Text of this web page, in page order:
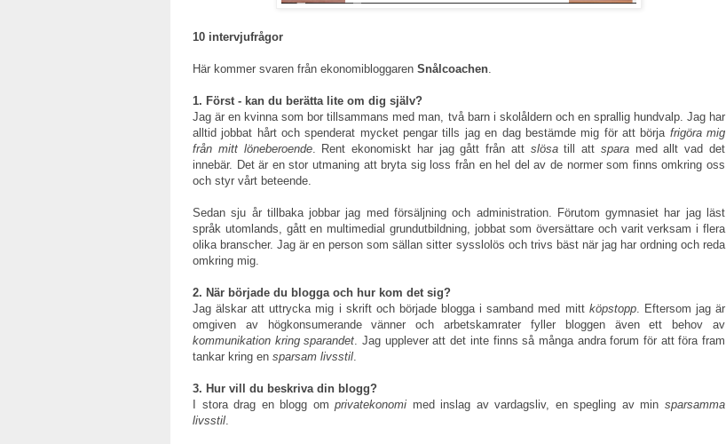
10 intervjufrågor
Här kommer svaren från ekonomibloggaren Snålcoachen.
1. Först - kan du berätta lite om dig själv?
Jag är en kvinna som bor tillsammans med man, två barn i skolåldern och en sprallig hundvalp. Jag har
alltid jobbat hårt och spenderat mycket pengar tills jag en dag bestämde mig för att börja frigöra mig
från mitt löneberoende. Rent ekonomiskt har jag gått från att slösatill att sparamed allt vad det
innebär. Det är en stor utmaning att bryta sig loss från en hel del av de normer som finns omkring oss
och styr vårt beteende.
Sedan sju år tillbaka jobbar jag med försäljning och administration. Förutom gymnasiet har jag läst
språk utomlands, gått en multimedial grundutbildning, jobbat som översättare och varit verksam i flera
olika branscher. Jag är en person som sällan sitter sysslolös och trivs bäst när jag har ordning och reda
omkring mig.
2. När började du blogga och hur kom det sig?
Jag älskar att uttrycka mig i skrift och började blogga i samband med mitt köpstopp. Eftersom jag är
omgiven av högkonsumerande vänner och arbetskamrater fyller bloggen även ett behov av
kommunikation kring sparandet. Jag upplever att det inte finns så många andra forum för att föra fram
tankar kring en sparsam livsstil.
3. Hur vill du beskriva din blogg?
I stora drag en blogg omprivatekonomi med inslag av vardagsliv, en spegling av minsparsamma
livsstil.